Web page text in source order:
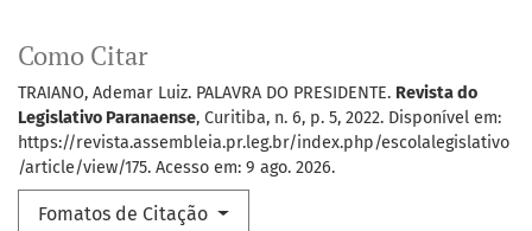
Como Citar
TRAIANO, Ademar Luiz. PALAVRA DO PRESIDENTE. Revista do
Legislativo Paranaense, Curitiba, n. 6, p. 5, 2022. Disponível em:
https://revista.assembleia.pr.leg.br/index.php/escolalegislativo
/article/view/175. Acesso em: 9 ago. 2026.
Fomatos de Citação